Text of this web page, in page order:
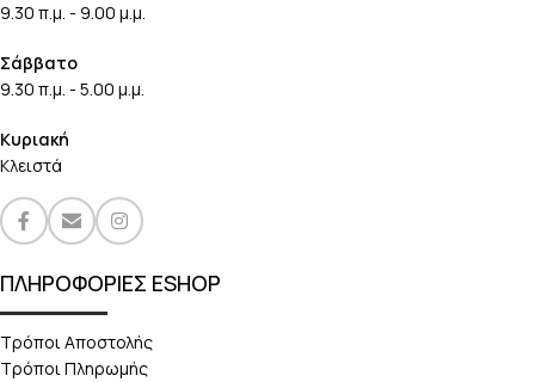
9.30 π.μ. - 9.00 μ.μ.
Σάββατο
9.30 π.μ. - 5.00 μ.μ.
Κυριακή
Κλειστά
ΠΛΗΡΟΦΟΡΙΕΣ ESHOP
Τρόποι Αποστολής
Τρόποι Πληρωμής